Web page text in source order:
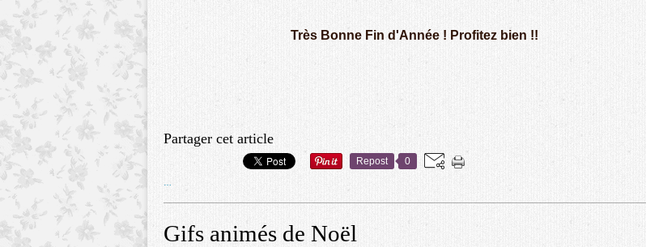
Très Bonne Fin d'Année ! Profitez bien !!
Partager cet article
Repost 0
Gifs animés de Noël